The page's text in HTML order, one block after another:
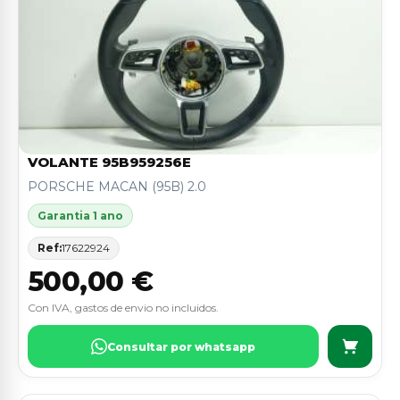
VOLANTE 95B959256E
PORSCHE MACAN (95B) 2.0
Garantia 1 ano
Ref:17622924
500,00 €
Con IVA, gastos de envio no incluidos.
Consultar por whatsapp